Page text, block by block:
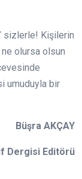
sizlerle! Kişilerin
ne olursa olsun
umuduyla bir
Büşra AKÇAY
Dergisi Editörü